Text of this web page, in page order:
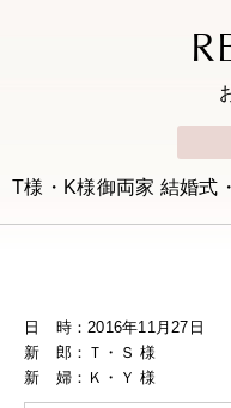
T様・K様御両家 結婚式
日 時：2016年11月27日
新 郎：Ｔ・Ｓ 様
新 婦：Ｋ・Ｙ 様